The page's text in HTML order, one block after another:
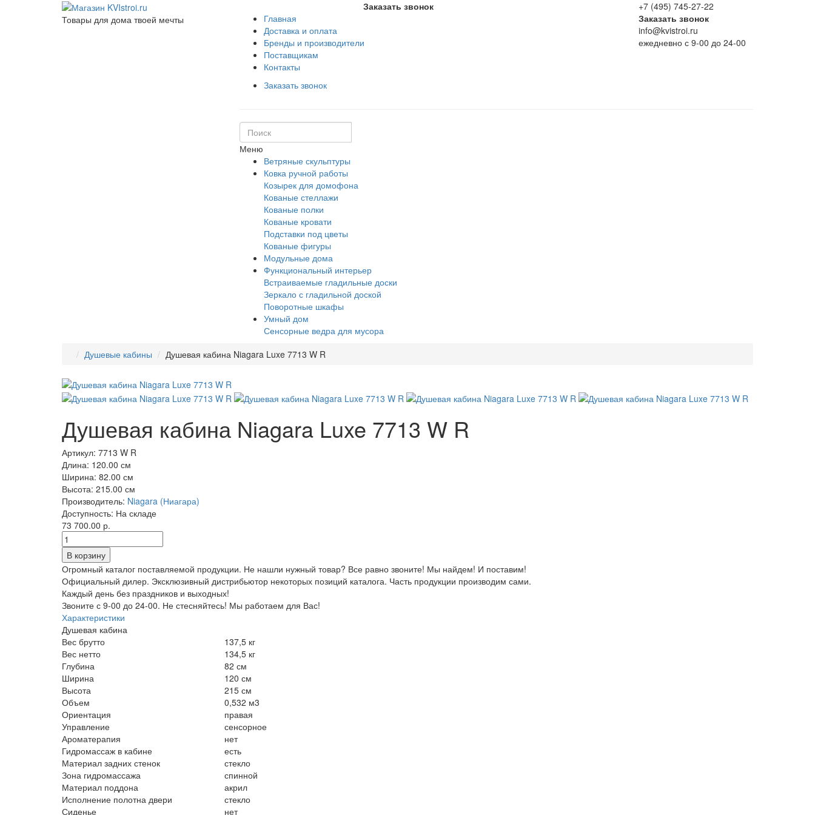
Товары для дома твоей мечты
+7 (495) 745-27-22
Заказать звонок
info@kvistroi.ru
ежедневно с 9-00 до 24-00
Заказать звонок
Главная
Доставка и оплата
Бренды и производители
Поставщикам
Контакты
Заказать звонок
Меню
Ветряные скульптуры
Ковка ручной работы
Козырек для домофона
Кованые стеллажи
Кованые полки
Кованые кровати
Подставки под цветы
Кованые фигуры
Модульные дома
Функциональный интерьер
Встраиваемые гладильные доски
Зеркало с гладильной доской
Поворотные шкафы
Умный дом
Сенсорные ведра для мусора
Душевые кабины
Душевая кабина Niagara Luxe 7713 W R
Душевая кабина Niagara Luxe 7713 W R
Артикул: 7713 W R
Длина: 120.00 см
Ширина: 82.00 см
Высота: 215.00 см
Производитель: Niagara (Ниагара)
Доступность: На складе
73 700.00 р.
Огромный каталог поставляемой продукции. Не нашли нужный товар? Все равно звоните! Мы найдем! И поставим!
Официальный дилер. Эксклюзивный дистрибьютор некоторых позиций каталога. Часть продукции производим сами.
Каждый день без праздников и выходных!
Звоните с 9-00 до 24-00. Не стесняйтесь! Мы работаем для Вас!
Характеристики
Душевая кабина
Вес брутто
137,5 кг
Вес нетто
134,5 кг
Глубина
82 см
Ширина
120 см
Высота
215 см
Объем
0,532 м3
Ориентация
правая
Управление
сенсорное
Ароматерапия
нет
Гидромассаж в кабине
есть
Материал задних стенок
стекло
Зона гидромассажа
спинной
Материал поддона
акрил
Исполнение полотна двери
стекло
Сиденье
нет